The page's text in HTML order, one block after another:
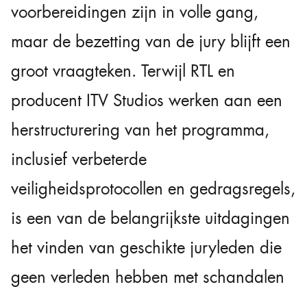
voorbereidingen zijn in volle gang,
maar de bezetting van de jury blijft een
groot vraagteken. Terwijl RTL en
producent ITV Studios werken aan een
herstructurering van het programma,
inclusief verbeterde
veiligheidsprotocollen en gedragsregels,
is een van de belangrijkste uitdagingen
het vinden van geschikte juryleden die
geen verleden hebben met schandalen